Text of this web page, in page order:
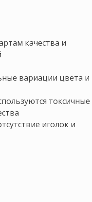
качества и
вариации цвета и
токсичные
иголок и